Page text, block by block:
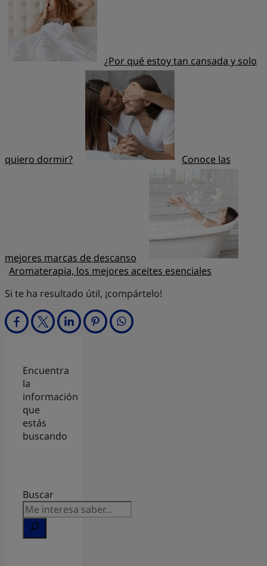
¿Por qué estoy tan cansada y solo
quiero dormir? Conoce las
mejores marcas de descanso
Aromaterapia, los mejores aceites esenciales
Si te ha resultado útil, ¡compártelo!
Encuentra
la
información
que
estás
buscando
Buscar